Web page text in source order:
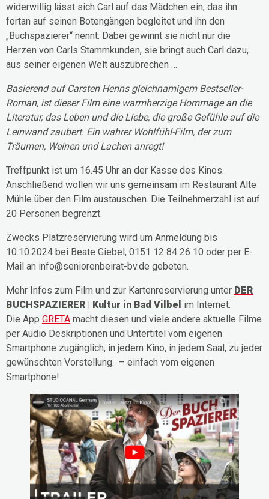
widerwillig lässt sich Carl auf das Mädchen ein, das ihn
fortan auf seinen Botengängen begleitet und ihn den
„Buchspazierer“ nennt. Dabei gewinnt sie nicht nur die
Herzen von Carls Stammkunden, sie bringt auch Carl dazu,
aus seiner eigenen Welt auszubrechen …
Basierend auf Carsten Henns gleichnamigem Bestseller-
Roman, ist dieser Film eine warmherzige Hommage an die
Literatur, das Leben und die Liebe, die große Gefühle auf die
Leinwand zaubert. Ein wahrer Wohlfühl-Film, der zum
Träumen, Weinen und Lachen anregt!
Treffpunkt ist um 16.45 Uhr an der Kasse des Kinos.
Anschließend wollen wir uns gemeinsam im Restaurant Alte
Mühle über den Film austauschen. Die Teilnehmerzahl ist auf
20 Personen begrenzt.
Zwecks Platzreservierung wird um Anmeldung bis
10.10.2024 bei Beate Giebel, 0151 12 84 26 10 oder per E-
Mail an info@seniorenbeirat-bv.de gebeten.
Mehr Infos zum Film und zur Kartenreservierung unter DER
BUCHSPAZIERER | Kultur in Bad Vilbel im Internet.
Die App GRETA macht diesen und viele andere aktuelle Filme
per Audio Deskriptionen und Untertitel vom eigenen
Smartphone zugänglich, in jedem Kino, in jedem Saal, zu jeder
gewünschten Vorstellung. – einfach vom eigenen
Smartphone!